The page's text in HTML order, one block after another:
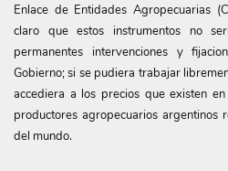
Enlace de Entidades Agropecuarias
claro que estos instrumentos no
permanentes intervenciones y
Gobierno; si se pudiera trabajar
accediera a los precios que existen
productores agropecuarios argentinos
del mundo.